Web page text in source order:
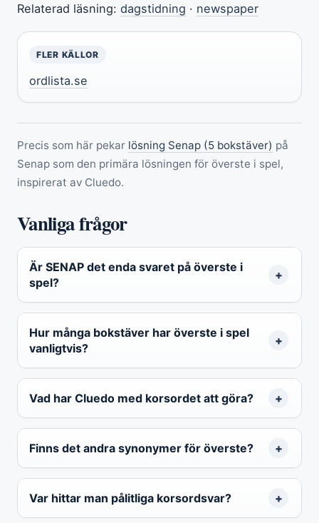
Relaterad läsning: dagstidning · newspaper
FLER KÄLLOR
ordlista.se
Precis som här pekar lösning Senap (5 bokstäver) på
Senap som den primära lösningen för överste i spel,
inspirerat av Cluedo.
Vanliga frågor
Är SENAP det enda svaret på överste i
spel?
Hur många bokstäver har överste i spel
vanligtvis?
Vad har Cluedo med korsordet att göra?
Finns det andra synonymer för överste?
Var hittar man pålitliga korsordsvar?